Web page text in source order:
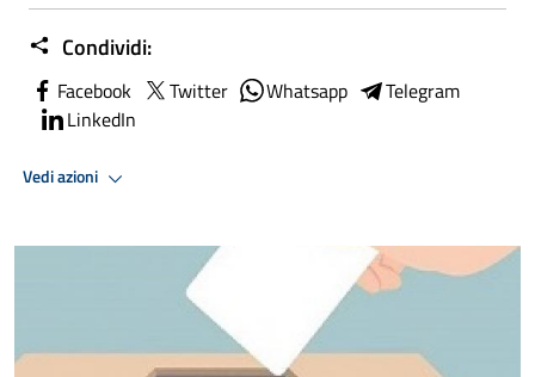
Condividi:
Facebook Twitter Whatsapp
Telegram
LinkedIn
Vedi azioni